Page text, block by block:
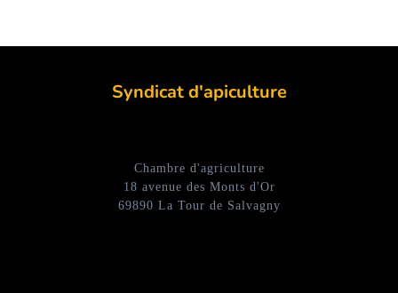
Syndicat d'apiculture
Chambre d'agriculture
18 avenue des Monts d'Or
69890 La Tour de Salvagny